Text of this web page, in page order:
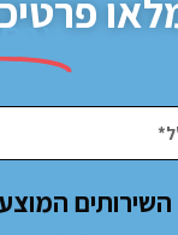
א
השירותים